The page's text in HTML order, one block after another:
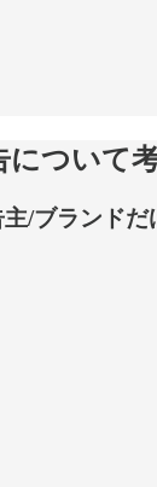
ついて
/ブランド